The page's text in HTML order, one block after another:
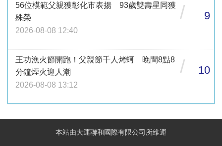
56位模範父親獲彰化市表揚 93歲雙壽星同獲
殊榮
2026-08-08 12:40
/ 9
王功漁火節開跑！父親節千人烤蚵 晚間8點8
分鐘煙火迎人潮
2026-08-08 13:12
/ 10
本站由大運聯和國際有限公司所維運